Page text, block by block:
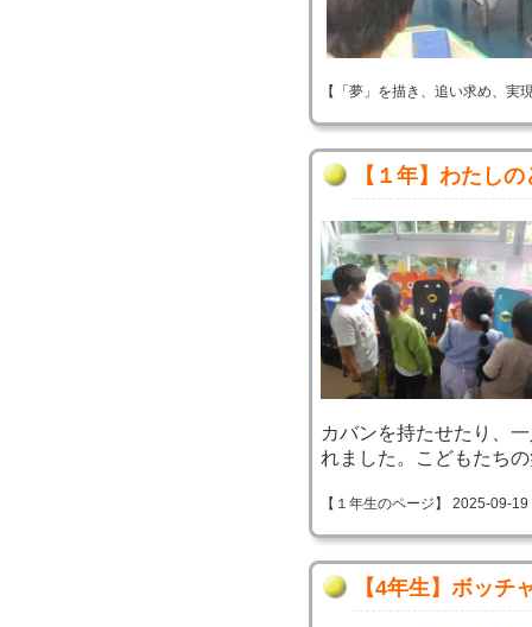
【「夢」を描き、追い求め、
【１年】わたし
カバンを持たせたり、
れました。こどもたち
【１年生のページ】 2025-09-
【4年生】ボッチ